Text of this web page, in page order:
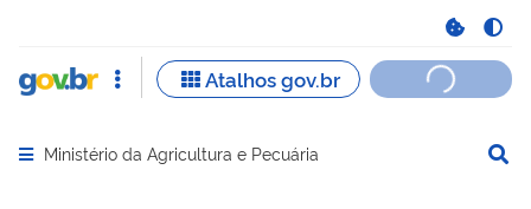
Abrir menu principal de navegação
Ministério da Agricultura e Pecuária